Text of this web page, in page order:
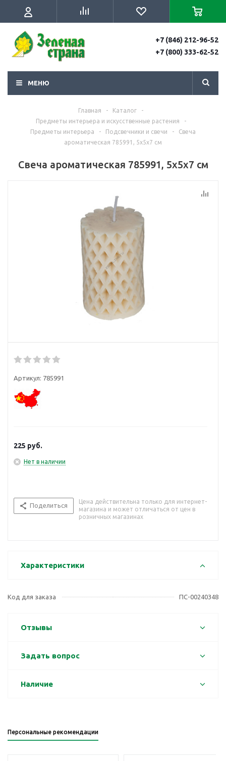
+7 (846) 212-96-52
+7 (800) 333-62-52
МЕНЮ
Главная - Каталог
-
Предметы интерьера и искусственные растения
-
Предметы интерьера
- Подсвечники и свечи -
Свеча
ароматическая 785991, 5х5х7 см
Свеча ароматическая 785991, 5х5х7 см
Артикул: 785991
225 руб.
Нет в наличии
Поделиться
Цена действительна только для интернет-
магазина и может отличаться от цен в
розничных магазинах
Характеристики
Код для заказа ПС-00240348
Отзывы
Задать вопрос
Наличие
Персональные рекомендации